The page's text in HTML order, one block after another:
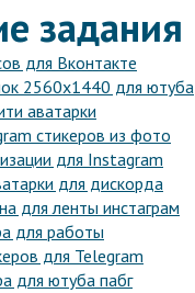
задания
для Вконтакте
2560x1440 для ютуба
аватарки
стикеров из фото
для Instagram
для дискорда
для ленты инстаграм
для работы
для Telegram
для ютуба пабг